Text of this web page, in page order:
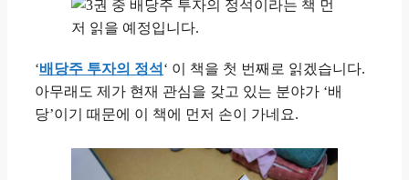
‘배당주 투자의 정석 ‘ 이 책을 첫 번째로 읽겠습니다.
아무래도 제가 현재 관심을 갖고 있는 분야가 ‘배
당’이기 때문에 이 책에 먼저 손이 가네요.